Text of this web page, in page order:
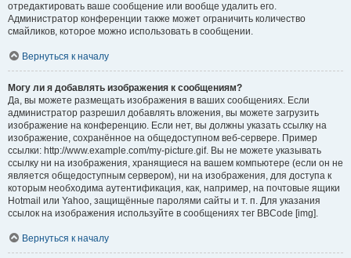
отредактировать ваше сообщение или вообще удалить его.
Администратор конференции также может ограничить количество
смайликов, которое можно использовать в сообщении.
Вернуться к началу
Могу ли я добавлять изображения к сообщениям?
Да, вы можете размещать изображения в ваших сообщениях. Если
администратор разрешил добавлять вложения, вы можете загрузить
изображение на конференцию. Если нет, вы должны указать ссылку на
изображение, сохранённое на общедоступном веб-сервере. Пример
ссылки: http://www.example.com/my-picture.gif. Вы не можете указывать
ссылку ни на изображения, хранящиеся на вашем компьютере (если он не
является общедоступным сервером), ни на изображения, для доступа к
которым необходима аутентификация, как, например, на почтовые ящики
Hotmail или Yahoo, защищённые паролями сайты и т. п. Для указания
ссылок на изображения используйте в сообщениях тег BBCode [img].
Вернуться к началу